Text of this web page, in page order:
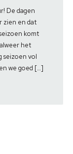
De dagen
zien en dat
komt
het
seizoen vol
we goed […]